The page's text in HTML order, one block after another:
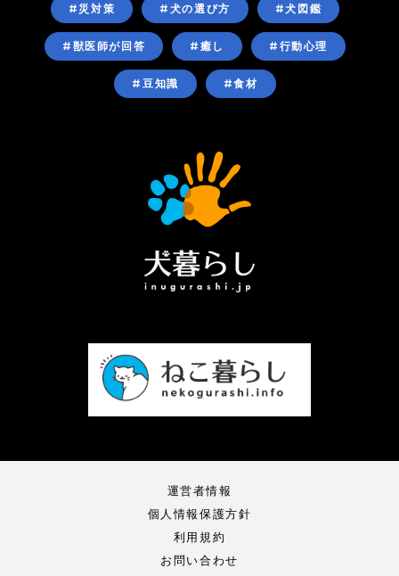
#災対策 #犬の選び方 #犬図鑑
#獣医師が回答 #癒し #行動心理
#豆知識 #食材
運営者情報
個人情報保護方針
利用規約
お問い合わせ